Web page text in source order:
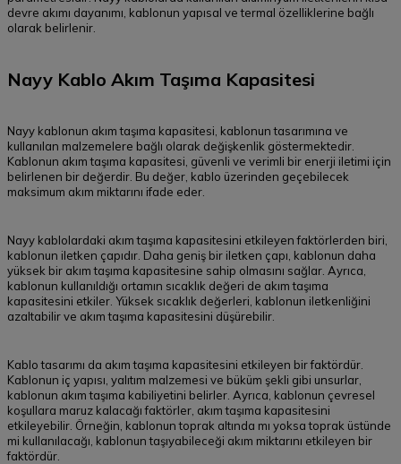
devre akımı dayanımı, kablonun yapısal ve termal özelliklerine bağlı
olarak belirlenir.
Nayy Kablo Akım Taşıma Kapasitesi
Nayy kablonun akım taşıma kapasitesi, kablonun tasarımına ve
kullanılan malzemelere bağlı olarak değişkenlik göstermektedir.
Kablonun akım taşıma kapasitesi, güvenli ve verimli bir enerji iletimi için
belirlenen bir değerdir. Bu değer, kablo üzerinden geçebilecek
maksimum akım miktarını ifade eder.
Nayy kablolardaki akım taşıma kapasitesini etkileyen faktörlerden biri,
kablonun iletken çapıdır. Daha geniş bir iletken çapı, kablonun daha
yüksek bir akım taşıma kapasitesine sahip olmasını sağlar. Ayrıca,
kablonun kullanıldığı ortamın sıcaklık değeri de akım taşıma
kapasitesini etkiler. Yüksek sıcaklık değerleri, kablonun iletkenliğini
azaltabilir ve akım taşıma kapasitesini düşürebilir.
Kablo tasarımı da akım taşıma kapasitesini etkileyen bir faktördür.
Kablonun iç yapısı, yalıtım malzemesi ve büküm şekli gibi unsurlar,
kablonun akım taşıma kabiliyetini belirler. Ayrıca, kablonun çevresel
koşullara maruz kalacağı faktörler, akım taşıma kapasitesini
etkileyebilir. Örneğin, kablonun toprak altında mı yoksa toprak üstünde
mi kullanılacağı, kablonun taşıyabileceği akım miktarını etkileyen bir
faktördür.